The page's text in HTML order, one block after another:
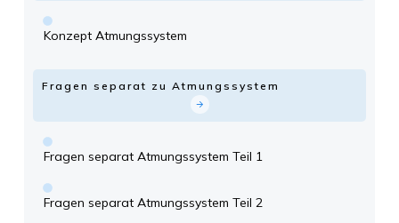
Konzept Atmungssystem
Fragen separat zu Atmungssystem
Fragen separat Atmungssystem Teil 1
Fragen separat Atmungssystem Teil 2